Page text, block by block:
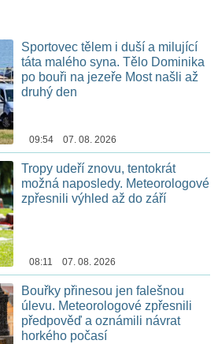
Sportovec tělem i duší a milující
táta malého syna. Tělo Dominika
po bouři na jezeře Most našli až
druhý den
09:54 07. 08. 2026
Tropy udeří znovu, tentokrát
možná naposledy. Meteorologové
zpřesnili výhled až do září
08:11 07. 08. 2026
Bouřky přinesou jen falešnou
úlevu. Meteorologové zpřesnili
předpověď a oznámili návrat
horkého počasí